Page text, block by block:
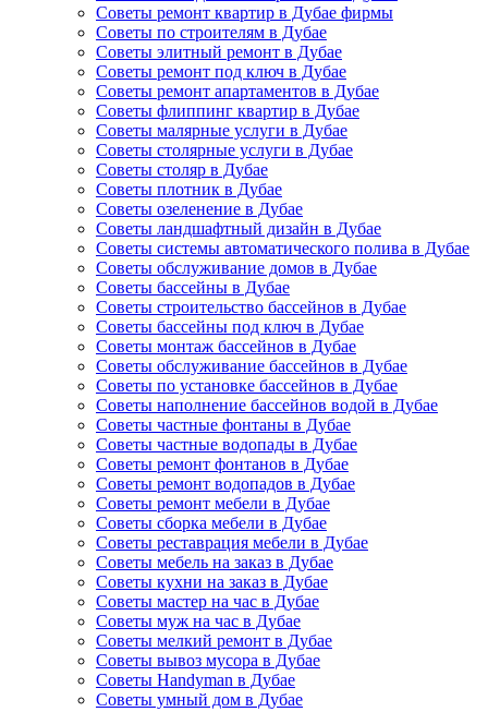
Советы ремонт квартир в Дубае фирмы
Советы по строителям в Дубае
Советы элитный ремонт в Дубае
Советы ремонт под ключ в Дубае
Советы ремонт апартаментов в Дубае
Советы флиппинг квартир в Дубае
Советы малярные услуги в Дубае
Советы столярные услуги в Дубае
Советы столяр в Дубае
Советы плотник в Дубае
Советы озеленение в Дубае
Советы ландшафтный дизайн в Дубае
Советы системы автоматического полива в Дубае
Советы обслуживание домов в Дубае
Советы бассейны в Дубае
Советы строительство бассейнов в Дубае
Советы бассейны под ключ в Дубае
Советы монтаж бассейнов в Дубае
Советы обслуживание бассейнов в Дубае
Советы по установке бассейнов в Дубае
Советы наполнение бассейнов водой в Дубае
Советы частные фонтаны в Дубае
Советы частные водопады в Дубае
Советы ремонт фонтанов в Дубае
Советы ремонт водопадов в Дубае
Советы ремонт мебели в Дубае
Советы сборка мебели в Дубае
Советы реставрация мебели в Дубае
Советы мебель на заказ в Дубае
Советы кухни на заказ в Дубае
Советы мастер на час в Дубае
Советы муж на час в Дубае
Советы мелкий ремонт в Дубае
Советы вывоз мусора в Дубае
Советы Handyman в Дубае
Советы умный дом в Дубае